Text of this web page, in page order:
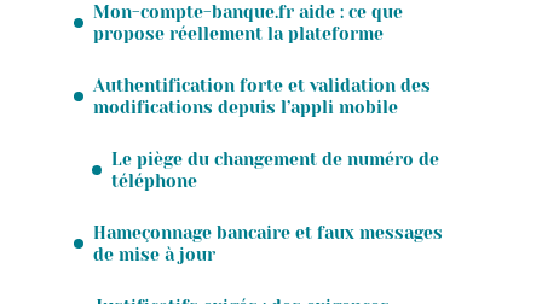
Mon-compte-banque.fr aide : ce que
propose réellement la plateforme
Authentification forte et validation des
modifications depuis l’appli mobile
Le piège du changement de numéro de
téléphone
Hameçonnage bancaire et faux messages
de mise à jour